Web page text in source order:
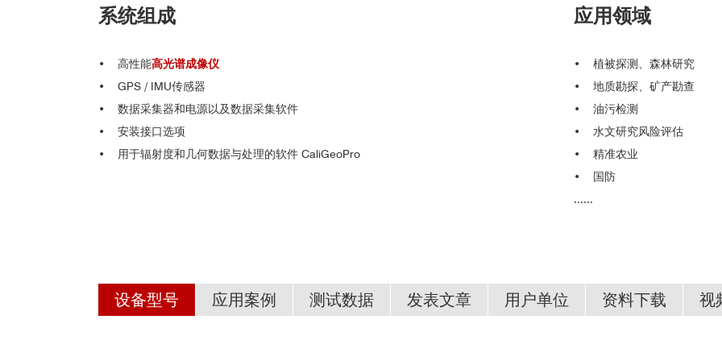
系统组成
• 高性能高光谱成像仪
• GPS / IMU传感器
• 数据采集器和电源以及数据采集软件
• 安装接口选项
•
用于辐射度和几何数据与处理的软件 CaliGeoPro
应用领域
• 植被探测、森林研究
• 地质勘探、矿产勘查
• 油污检测
• 水文研究风险评估
• 精准农业
•
国防
......
设备型号 应用案例 测试数据 发表文章 用户单位 资料下载 视